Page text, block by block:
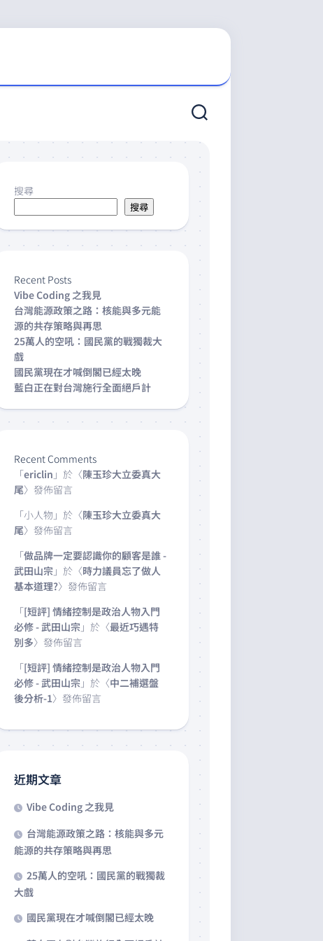
搜尋
搜尋
Recent Posts
Vibe Coding 之我見
台灣能源政策之路：核能與多元能
源的共存策略與再思
25萬人的空吼：國民黨的戰獨裁大
戲
國民黨現在才喊倒閣已經太晚
藍白正在對台灣施行全面絕戶計
Recent Comments
「ericlin 」於〈陳玉珍大立委真大
尾〉發佈留言
「小人物 」於〈陳玉珍大立委真大
尾〉發佈留言
「做品牌一定要認識你的顧客是誰 -
武田山宗 」於〈時力議員忘了做人
基本道理?〉發佈留言
「[短評] 情緒控制是政治人物入門
必修 - 武田山宗 」於〈最近巧遇特
別多〉發佈留言
「[短評] 情緒控制是政治人物入門
必修 - 武田山宗 」於〈中二補選盤
後分析-1〉發佈留言
近期文章
Vibe Coding 之我見
台灣能源政策之路：核能與多元
能源的共存策略與再思
25萬人的空吼：國民黨的戰獨裁
大戲
國民黨現在才喊倒閣已經太晚